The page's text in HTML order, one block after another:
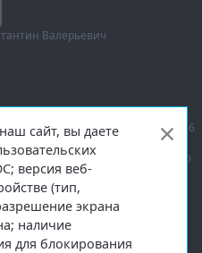
Валерьевич
Регион 29»,
© 2016–2026
ответственностью «Агентство
средств массовой
выдано Федеральной
технологий
сайт, вы даете
версия веб-
(тип,
экрана
наличие
для блокирования